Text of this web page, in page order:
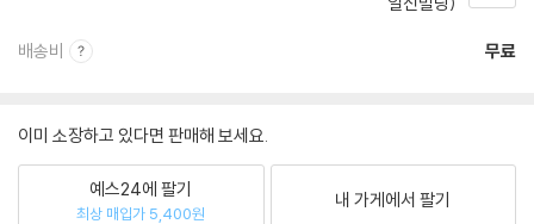
배송비 무료
이미 소장하고 있다면 판매해 보세요.
예스24에 팔기
최상 매입가 5,400원
내 가게에서 팔기